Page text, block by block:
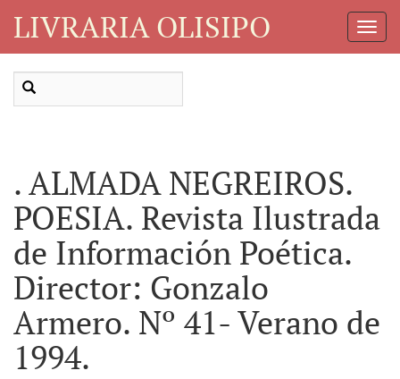
LIVRARIA OLISIPO
. ALMADA NEGREIROS.
POESIA. Revista Ilustrada
de Información Poética.
Director: Gonzalo
Armero. Nº 41- Verano de
1994.